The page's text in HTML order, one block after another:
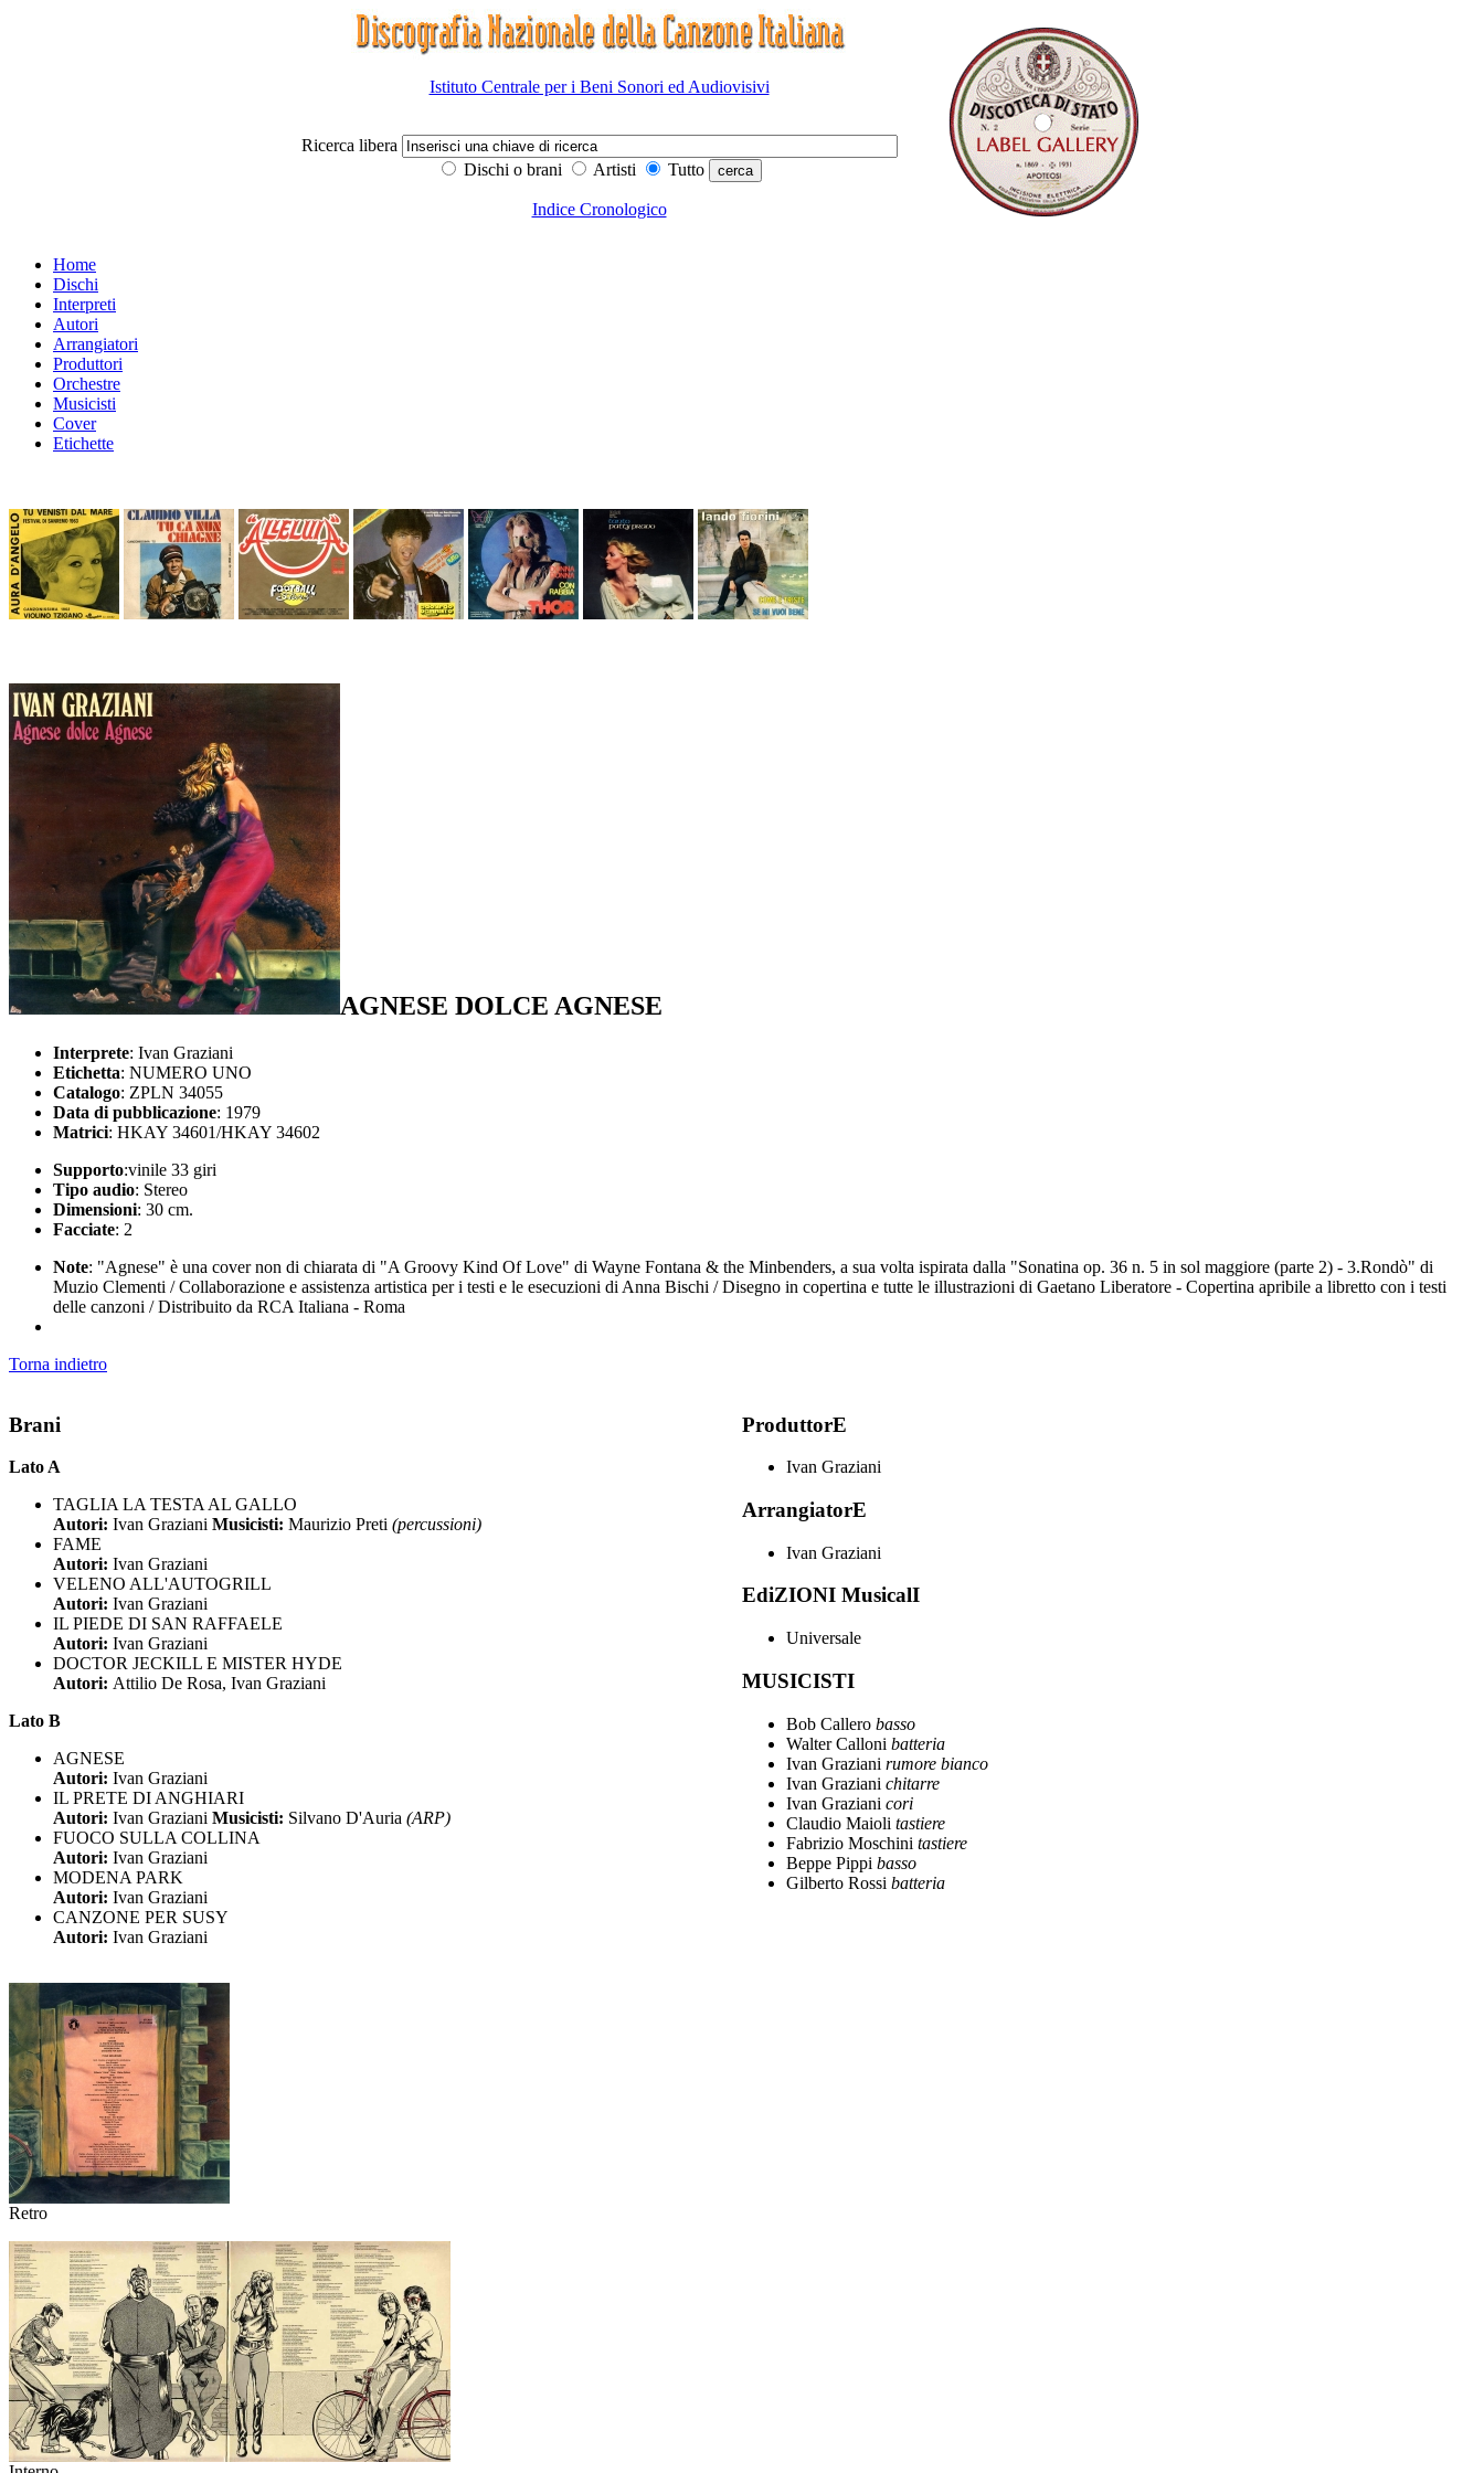
Istituto Centrale per i Beni Sonori ed Audiovisivi
Ricerca libera
Dischi o brani
Artisti Tutto
Indice Cronologico
Home
Dischi
Interpreti
Autori
Arrangiatori
Produttori
Orchestre
Musicisti
Cover
Etichette
AGNESE DOLCE AGNESE
Interprete: Ivan Graziani
Etichetta: NUMERO UNO
Catalogo: ZPLN 34055
Data di pubblicazione: 1979
Matrici: HKAY 34601/HKAY 34602
Supporto:vinile 33 giri
Tipo audio: Stereo
Dimensioni: 30 cm.
Facciate: 2
Note: "Agnese" è una cover non di chiarata di "A Groovy Kind Of Love" di Wayne Fontana & the Minbenders, a sua volta ispirata dalla "Sonatina op. 36 n. 5 in sol maggiore (parte 2) - 3.Rondò" di
Muzio Clementi / Collaborazione e assistenza artistica per i testi e le esecuzioni di Anna Bischi / Disegno in copertina e tutte le illustrazioni di Gaetano Liberatore - Copertina apribile a libretto con i testi
delle canzoni / Distribuito da RCA Italiana - Roma
Torna indietro
Brani
Lato A
TAGLIA LA TESTA AL GALLO
Autori: Ivan Graziani Musicisti: Maurizio Preti (percussioni)
FAME
Autori: Ivan Graziani
VELENO ALL'AUTOGRILL
Autori: Ivan Graziani
IL PIEDE DI SAN RAFFAELE
Autori: Ivan Graziani
DOCTOR JECKILL E MISTER HYDE
Autori: Attilio De Rosa, Ivan Graziani
Lato B
AGNESE
Autori: Ivan Graziani
IL PRETE DI ANGHIARI
Autori: Ivan Graziani Musicisti: Silvano D'Auria (ARP)
FUOCO SULLA COLLINA
Autori: Ivan Graziani
MODENA PARK
Autori: Ivan Graziani
CANZONE PER SUSY
Autori: Ivan Graziani
ProduttorE
Ivan Graziani
ArrangiatorE
Ivan Graziani
EdiZIONI MusicalI
Universale
MUSICISTI
Bob Callero basso
Walter Calloni batteria
Ivan Graziani rumore bianco
Ivan Graziani chitarre
Ivan Graziani cori
Claudio Maioli tastiere
Fabrizio Moschini tastiere
Beppe Pippi basso
Gilberto Rossi batteria
Retro